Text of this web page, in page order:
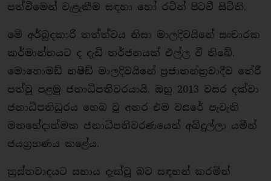
පත්වීමෙන් වැළැකීම සඳහා හෝ රටින් පිටවී සිටිති.
මේ අර්බුදකාරී තත්ත්වය නිසා මාලදිවයිනේ සංචාරක
කර්මාන්තයට ද දැඩි තර්ජනයක් එල්ල වී තිබේ.
මොහොමඞ් නෂීඞ් මාලදිවයිනේ ප්‍රජාතන්ත්‍රවාදීව තේරී
පත්වූ පළමු ජනාධිපතිවරයායි. ඔහු 2013 වසර දක්වා
ජනාධිපතිධුරය හෙබ වූ අතර එම වසරේ පැවැති
මතභේදාත්මක ජනාධිපතිවරණයෙන් අබ්දුල්ලා යමීන්
ජයග්‍රහණය කළේය.
ත්‍රස්තවාදයට සහාය දැක්වූ බව සඳහන් කරමින්